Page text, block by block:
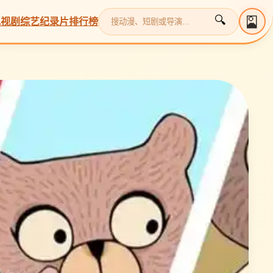
剧综艺纪录片排行榜 🔍 🎴
更新
更新
更新
更新
更新